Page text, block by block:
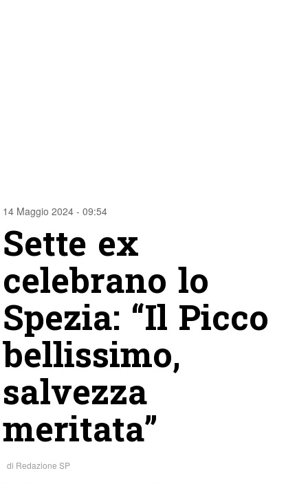
14 Maggio 2024 - 09:54
Sette ex
celebrano lo
Spezia: “Il Picco
bellissimo,
salvezza
meritata”
di Redazione SP